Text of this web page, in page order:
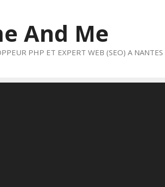
And Me
PHP ET EXPERT WEB (SEO) A NANTES